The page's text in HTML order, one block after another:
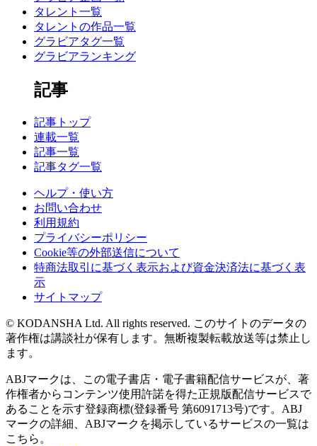
タレント一覧
タレントの作品一覧
グラビアタグ一覧
グラビアランキング
記事
記事トップ
連載一覧
記事一覧
記事タグ一覧
ヘルプ・使い方
お問い合わせ
利用規約
プライバシーポリシー
Cookie等の外部送信について
特商法取引に基づく表示および資金決済法に基づく表
示
サイトマップ
© KODANSHA Ltd. All rights reserved. このサイトのデータの
著作権は講談社が保有します。無断複製転載放送等は禁止し
ます。
ABJマークは、この電子書店・電子書籍配信サービスが、著
作権者からコンテンツ使用許諾を得た正規版配信サービスで
あることを示す登録商標(登録番号 第6091713号)です。ABJ
マークの詳細、ABJマークを掲示しているサービスの一覧は
こちら。